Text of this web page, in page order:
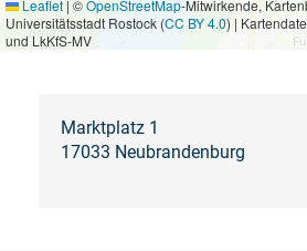
Leaflet | ©OpenStreetMap-Mitwirkende,
Universitätsstadt Rostock (CC BY 4.0) |
und LkKfS-MV
Marktplatz 1
17033 Neubrandenburg